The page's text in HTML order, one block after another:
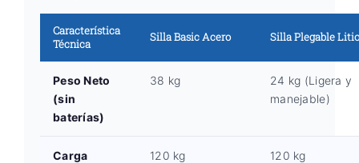
Característica
Técnica
Silla Basic Acero Silla Plegable Litio
Peso Neto
(sin
baterías)
38 kg
24 kg (Ligera y
manejable)
Carga
120 kg 120 kg